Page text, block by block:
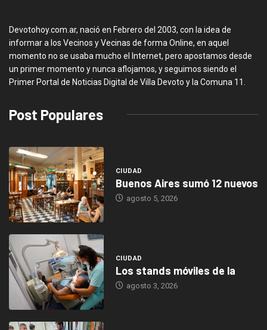
Devotohoy.com.ar, nació en Febrero del 2003, con la idea de
informar a los Vecinos y Vecinas de forma Online, en aquel
momento no se usaba mucho el Internet, pero apostamos desde
un primer momento y nunca aflojamos, y seguimos siendo el
Primer Portal de Noticias Digital de Villa Devoto y la Comuna 11.
Post Populares
CIUDAD
Buenos Aires sumó 12 nuevos
agosto 5, 2026
CIUDAD
Los stands móviles de la
agosto 3, 2026